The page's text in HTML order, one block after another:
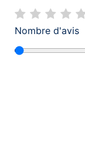
Nombre d'avis